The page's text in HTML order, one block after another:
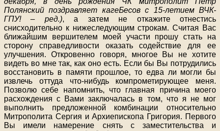
Полянский поздравляет кагеБесов с 15-летием ВЧК-
ГПУ! – ред.), а затем не откажите отнестись
снисходительно к нижеследующим строкам. Считая Вас
ближайшим вершителем моей участи прошу стать на
сторону справедливости оказать содействие для ее
улучшения. Откровенно говоря, многое Вы не хотите
видеть во мне так, как оно есть. Если бы Вы потрудились
восстановить в памяти прошлое, то едва ли могли бы
извлечь оттуда что-нибудь компрометирующее меня.
Позволю себе напомнить, что главная причина моего
расхождения с Вами заключалась в том, что я не мог
выполнить предложенной комбинации относительно
Митрополита Сергия и Архиепископа Григория. Первого
Вы имели намерение снять с заместительства и